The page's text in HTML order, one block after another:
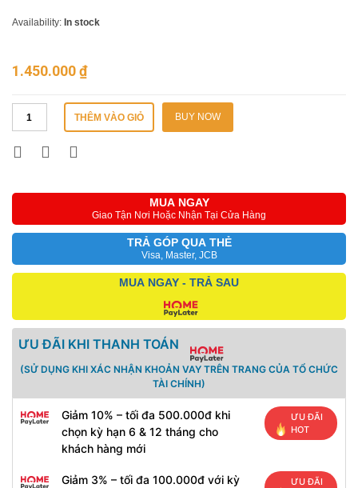
Availability: In stock
1.450.000₫
THÊM VÀO GIỎ BUY NOW
MUA NGAY
Giao Tận Nơi Hoặc Nhận Tại Cửa Hàng
TRẢ GÓP QUA THẺ
Visa, Master, JCB
MUA NGAY - TRẢ SAU
ƯU ĐÃI KHI THANH TOÁN
(SỬ DỤNG KHI XÁC NHẬN KHOẢN VAY TRÊN TRANG CỦA TỔ CHỨC
TÀI CHÍNH)
Giảm 10% – tối đa 500.000đ khi
chọn kỳ hạn 6 & 12 tháng cho
khách hàng mới
ƯU ĐÃI
HOT
Giảm 3% – tối đa 100.000đ với kỳ
ƯU ĐÃI